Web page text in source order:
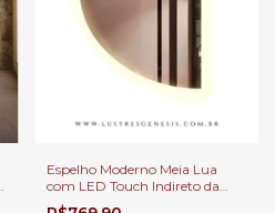
Espelho Moderno Meia Lua
com LED Touch Indireto da
Linha sem Moldura Para